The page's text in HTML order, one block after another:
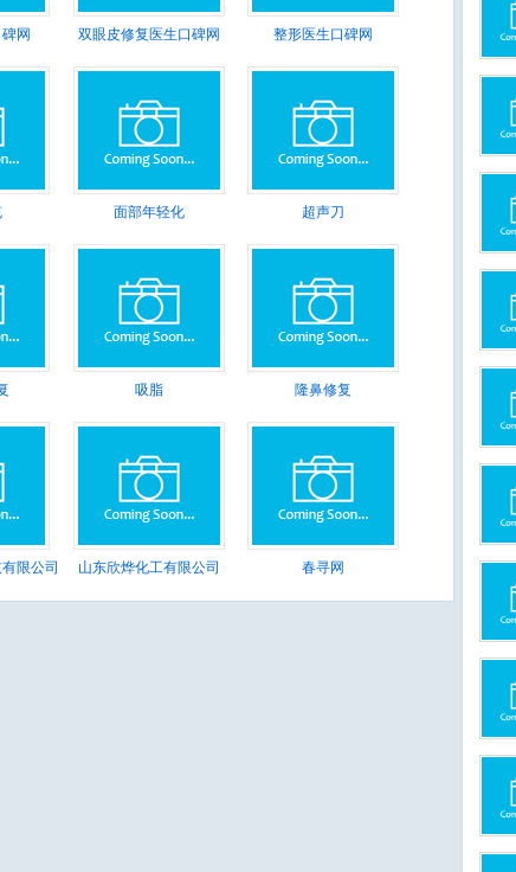
网 双眼皮修复医生口碑网 整形医生口碑网
面部年轻化 超声刀
吸脂 隆鼻修复
限公司 山东欣烨化工有限公司 春寻网